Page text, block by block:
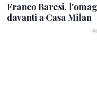
Franco Baresi,
davanti a Casa Milan